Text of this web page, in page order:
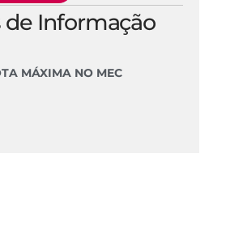
de Informação
MÁXIMA NO MEC